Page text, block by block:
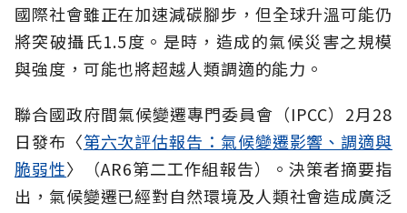
國際社會雖正在加速減碳腳步，但全球升溫可能仍
將突破攝氏1.5度。是時，造成的氣候災害之規模
與強度，可能也將超越人類調適的能力。
聯合國政府間氣候變遷專門委員會（IPCC）2月28
日發布〈第六次評估報告：氣候變遷影響、調適與
脆弱性〉（AR6第二工作組報告）。決策者摘要指
出，氣候變遷已經對自然環境及人類社會造成廣泛